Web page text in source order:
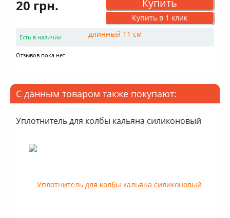
20 грн.
Купить в 1 клик
Есть в наличии
Отзывов пока нет
С данным товаром также покупают:
Уплотнитель для колбы кальяна силиконовый